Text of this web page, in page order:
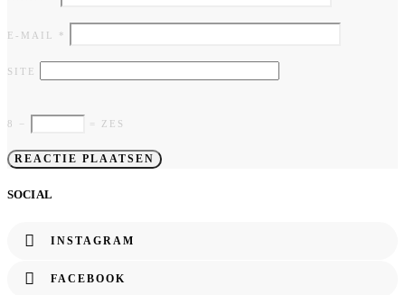
E-MAIL *
SITE
8 − = ZES
SOCIAL
INSTAGRAM
FACEBOOK